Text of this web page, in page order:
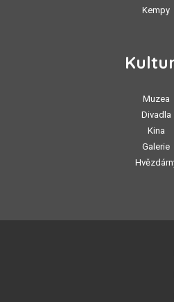
Kempy
Muzea
Divadla
Kina
Galerie